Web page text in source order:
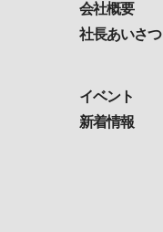
会社概要
社長あいさつ
イベント
新着情報